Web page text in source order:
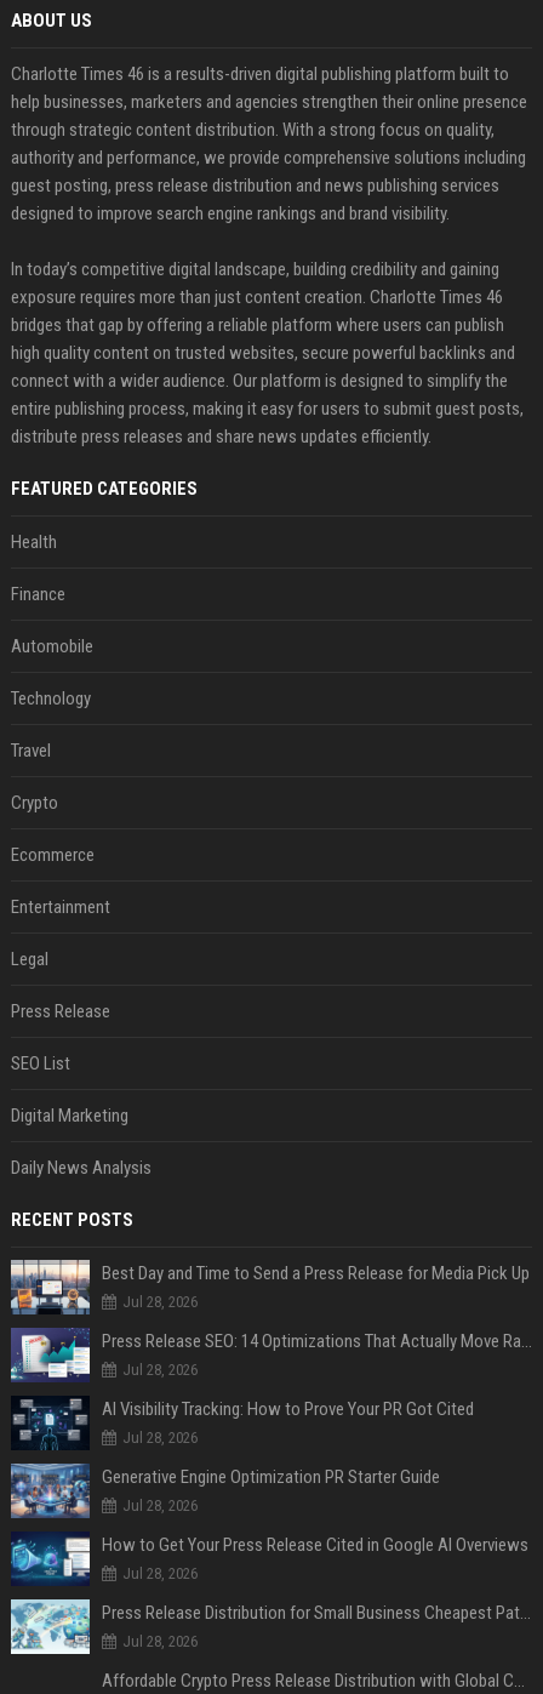
ABOUT US
Charlotte Times 46 is a results-driven digital publishing platform built to
help businesses, marketers and agencies strengthen their online presence
through strategic content distribution. With a strong focus on quality,
authority and performance, we provide comprehensive solutions including
guest posting, press release distribution and news publishing services
designed to improve search engine rankings and brand visibility.
In today’s competitive digital landscape, building credibility and gaining
exposure requires more than just content creation. Charlotte Times 46
bridges that gap by offering a reliable platform where users can publish
high quality content on trusted websites, secure powerful backlinks and
connect with a wider audience. Our platform is designed to simplify the
entire publishing process, making it easy for users to submit guest posts,
distribute press releases and share news updates efficiently.
FEATURED CATEGORIES
Health
Finance
Automobile
Technology
Travel
Crypto
Ecommerce
Entertainment
Legal
Press Release
SEO List
Digital Marketing
Daily News Analysis
RECENT POSTS
Best Day and Time to Send a Press Release for Media Pick Up
Jul 28, 2026
Press Release SEO: 14 Optimizations That Actually Move Rankings
Jul 28, 2026
AI Visibility Tracking: How to Prove Your PR Got Cited
Jul 28, 2026
Generative Engine Optimization PR Starter Guide
Jul 28, 2026
How to Get Your Press Release Cited in Google AI Overviews
Jul 28, 2026
Press Release Distribution for Small Business Cheapest Path to Real Coverage
Jul 28, 2026
Affordable Crypto Press Release Distribution with Global Coverage